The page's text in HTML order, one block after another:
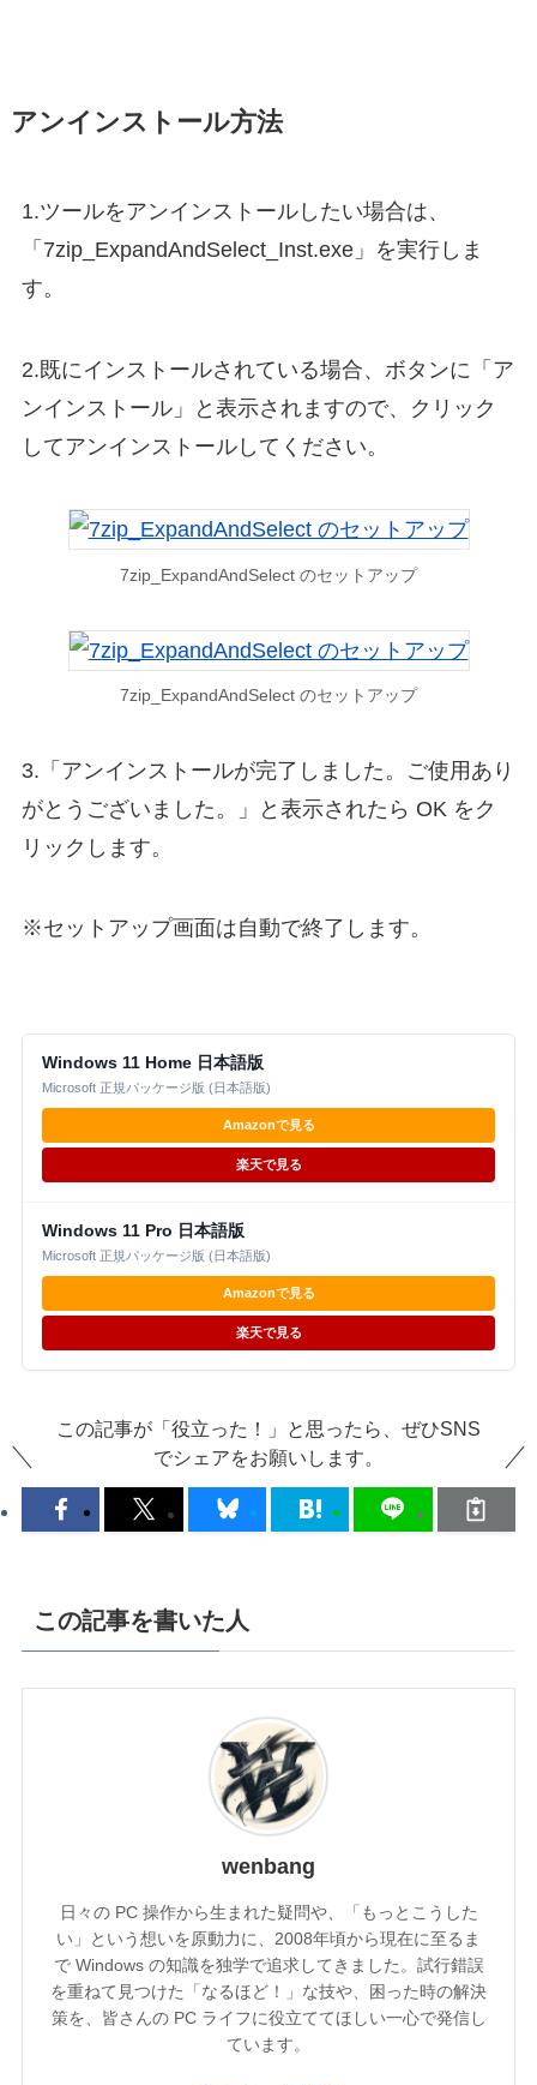
アンインストール方法
1.ツールをアンインストールしたい場合は、
「7zip_ExpandAndSelect_Inst.exe」を実行しま
す。
2.既にインストールされている場合、ボタンに「ア
ンインストール」と表示されますので、クリック
してアンインストールしてください。
7zip_ExpandAndSelect のセットアップ
7zip_ExpandAndSelect のセットアップ
3.「アンインストールが完了しました。ご使用あり
がとうございました。」と表示されたら OK をク
リックします。
※セットアップ画面は自動で終了します。
Windows 11 Home 日本語版
Microsoft 正規パッケージ版 (日本語版)
Amazonで見る
楽天で見る
Windows 11 Pro 日本語版
Microsoft 正規パッケージ版 (日本語版)
Amazonで見る
楽天で見る
この記事が「役立った！」と思ったら、ぜひSNS
でシェアをお願いします。
この記事を書いた人
wenbang
日々の PC 操作から生まれた疑問や、「もっとこうした
い」という想いを原動力に、2008年頃から現在に至るま
で Windows の知識を独学で追求してきました。試行錯誤
を重ねて見つけた「なるほど！」な技や、困った時の解決
策を、皆さんの PC ライフに役立ててほしい一心で発信し
ています。